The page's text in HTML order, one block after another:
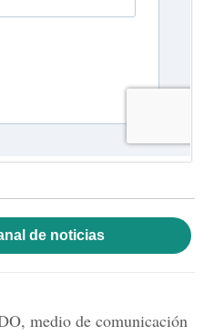
de noticias
medio de comunicación